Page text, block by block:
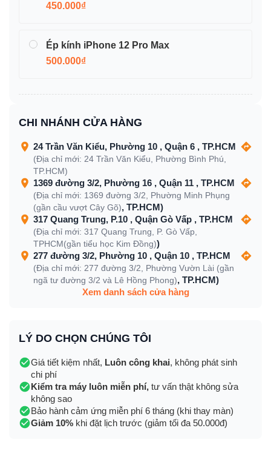
450.000₫
Ép kính iPhone 12 Pro Max
500.000₫
CHI NHÁNH CỬA HÀNG
24 Trần Văn Kiểu, Phường 10 , Quận 6 , TP.HCM
(Địa chỉ mới: 24 Trần Văn Kiểu, Phường Bình Phú,
TP.HCM)
1369 đường 3/2, Phường 16 , Quận 11 , TP.HCM
(Địa chỉ mới: 1369 đường 3/2, Phường Minh Phụng
(gần cầu vượt Cây Gõ), TP.HCM)
317 Quang Trung, P.10 , Quận Gò Vấp , TP.HCM
(Địa chỉ mới: 317 Quang Trung, P. Gò Vấp,
TPHCM(gần tiểu học Kim Đồng))
277 đường 3/2, Phường 10 , Quận 10 , TP.HCM
(Địa chỉ mới: 277 đường 3/2, Phường Vườn Lài (gần
ngã tư đường 3/2 và Lê Hồng Phong), TP.HCM)
Xem danh sách cửa hàng
LÝ DO CHỌN CHÚNG TÔI
Giá tiết kiệm nhất, Luôn công khai, không phát sinh
chi phí
Kiểm tra máy luôn miễn phí, tư vấn thật không sửa
không sao
Bảo hành cảm ứng miễn phí 6 tháng (khi thay màn)
Giảm 10% khi đặt lịch trước (giảm tối đa 50.000đ)